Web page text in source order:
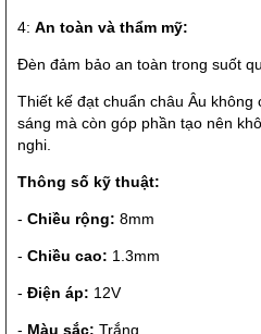
4: An toàn và thẩm mỹ:
Đèn đảm bảo an toàn trong suốt
Thiết kế đạt chuẩn châu Âu không
sáng mà còn góp phần tạo nên
nghi.
Thông số kỹ thuật:
- Chiều rộng: 8mm
- Chiều cao: 1.3mm
- Điện áp: 12V
- Màu sắc: Trắng